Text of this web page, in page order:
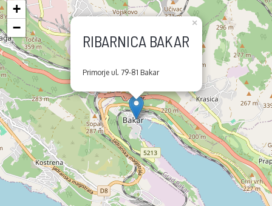
RIBARNICA BAKAR
Primorje ul. 79-81 Bakar
×
+
−